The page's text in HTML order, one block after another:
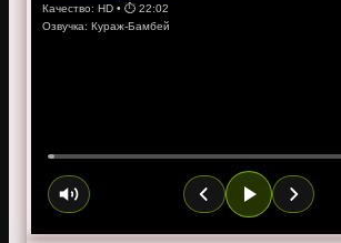
Качество: HD • ⏱ 22:02
Озвучка: Кураж-Бамбей